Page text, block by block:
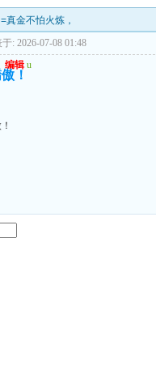
真金不怕火炼，
: 2026-07-08 01:48
编辑 u
！